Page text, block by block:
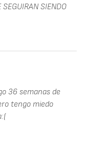
SEGUIRAN SIENDO
36 semanas de
tengo miedo